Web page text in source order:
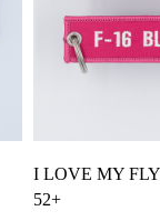
I LOVE MY
52+